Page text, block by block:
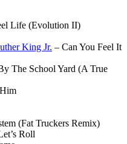
Life (Evolution II)
King Jr. – Can You Feel It
The School Yard (A True
(Fat Truckers Remix)
Roll